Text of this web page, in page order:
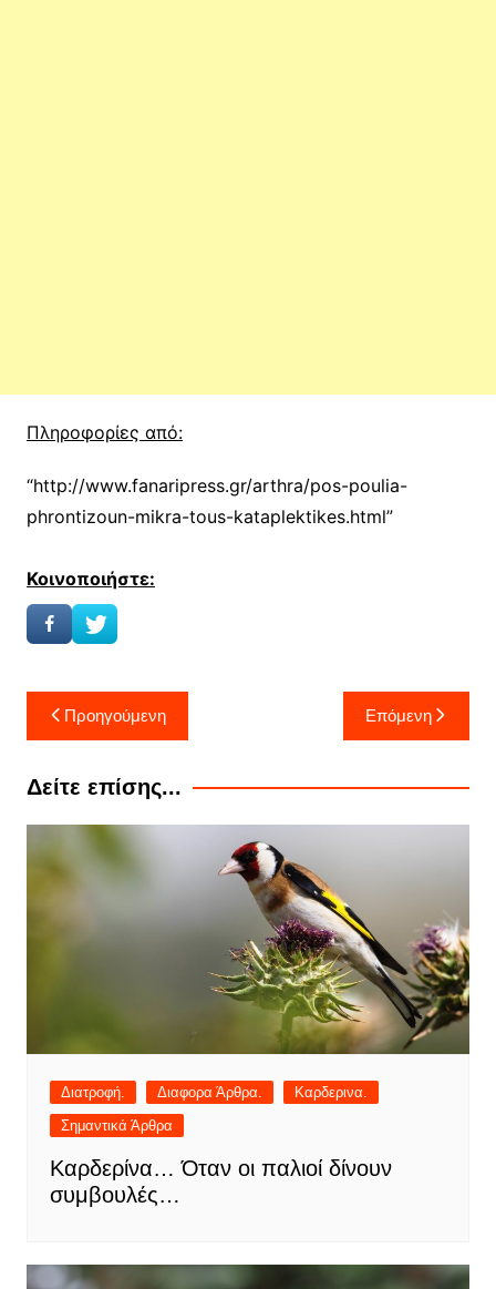
Πληροφορίες από:
“http://www.fanaripress.gr/arthra/pos-poulia-
phrontizoun-mikra-tous-kataplektikes.html”
Κοινοποιήστε:
Πλοήγηση
άρθρων
Προηγούμενη Επόμενη
Δείτε επίσης...
Διατροφή. Διαφορα Άρθρα.
Καρδερινα.
Σημαντικά Άρθρα
Καρδερίνα… Όταν οι παλιοί δίνουν
συμβουλές…